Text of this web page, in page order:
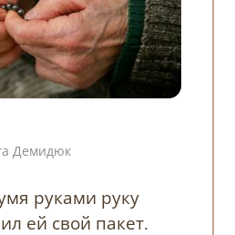
Демидюк
руками руку
ей свой пакет.